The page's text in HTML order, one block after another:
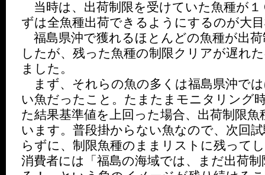
当時は、出荷制限を受けていた魚種が１
ずは全魚種出荷できるようにするのが大
福島県沖で獲れるほとんどの魚種が出
したが、残った魚種の制限クリアが遅れ
ました。
まず、それらの魚の多くは福島県沖で
い魚だったこと。たまたまモニタリング
た結果基準値を上回った場合、出荷制限
います。普段掛からない魚なので、次回
らずに、制限魚種のままリストに残って
消費者には「福島の海域では、まだ出荷